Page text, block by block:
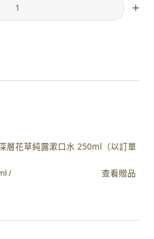
層花草純露漱口水 250ml（以訂單
/
查看贈品